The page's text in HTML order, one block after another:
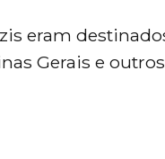
eram
Gerais e